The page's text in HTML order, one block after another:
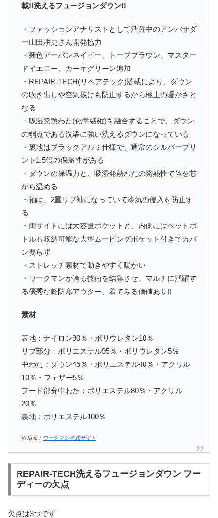
載!!洗えるフュージョンダウン!!
・ファッションアナリストとして活躍中のアンバサダ
ー山田耕史さん開発協力
・新色アーバンネイビー、トープブラウン、マスター
ドイエロー、カーキグリーン追加
・REPAIR-TECH(リペアテック)搭載により、ダウン
の吹き出しや空気抜けも防止するから極上の暖かさと
なる
・吸湿発熱わた(化学繊維)を融合することで、ダウン
の弱点である洗濯に強い洗えるダウンになっている
・裏地はブラックアルミ仕様で、通常のシルバープリ
ント1.5倍の保温性がある
・ダウンの保温力と、吸湿発熱わたの発熱性で体を芯
から温める
・袖は、2重リブ袖になっていて冷気の侵入を防止す
る
・両サイドには大容量ポケットと、内側にはペットボ
トルも収納可能な大型ムービングポケット付きでカバ
ン要らず
・ストレッチ素材で動きやすく暖かい
・ワークマンが誇る技術を結集させ、マルチに活躍す
る優秀な軽防寒アウター、着てみる価値あり!!
素材
表地：ナイロン90％・ポリウレタン10％
リブ部分：ポリエステル95％・ポリウレタン5％
中わた：ダウン45％・ポリエステル40％・アクリル
10％・フェザー5％
フード部分中わた：ポリエステル80％・アクリル
20％
裏地：ポリエステル100％
引用元： ワークマン公式サイト
REPAIR-TECH洗えるフュージョンダウン フー
ディーの欠点
欠点は3つです